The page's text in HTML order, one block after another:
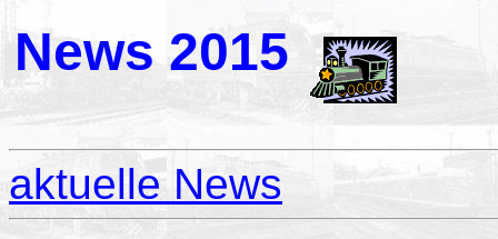
News 2015
aktuelle News